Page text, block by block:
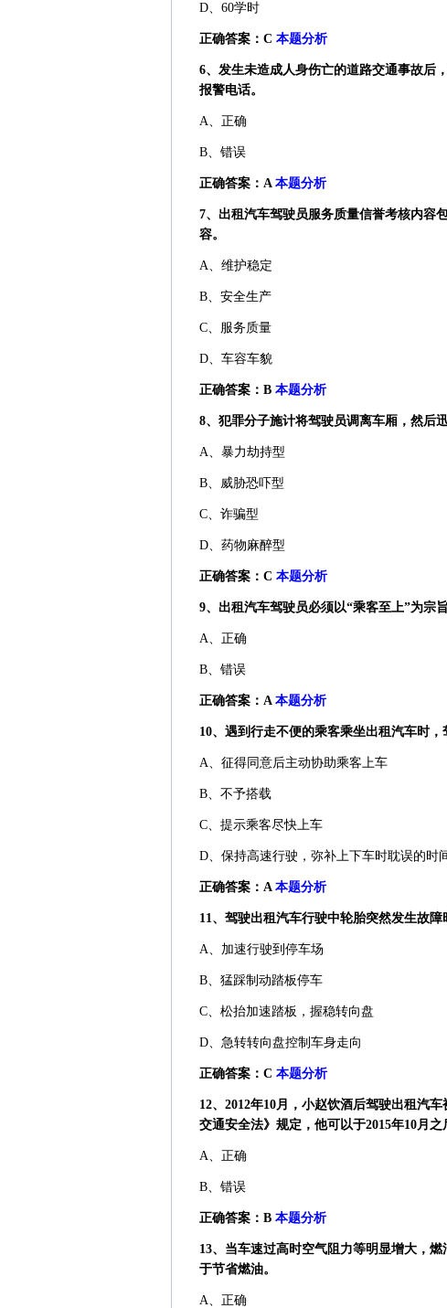
D、60学时
正确答案：C 本题分析
6、发生未造成人身伤亡的道路交通事故后
报警电话。
A、正确
B、错误
正确答案：A 本题分析
7、出租汽车驾驶员服务质量信誉考核内容
容。
A、维护稳定
B、安全生产
C、服务质量
D、车容车貌
正确答案：B 本题分析
8、犯罪分子施计将驾驶员调离车厢，然后
A、暴力劫持型
B、威胁恐吓型
C、诈骗型
D、药物麻醉型
正确答案：C 本题分析
9、出租汽车驾驶员必须以“乘客至上”为宗
A、正确
B、错误
正确答案：A 本题分析
10、遇到行走不便的乘客乘坐出租汽车时，
A、征得同意后主动协助乘客上车
B、不予搭载
C、提示乘客尽快上车
D、保持高速行驶，弥补上下车时耽误的时
正确答案：A 本题分析
11、驾驶出租汽车行驶中轮胎突然发生故障
A、加速行驶到停车场
B、猛踩制动踏板停车
C、松抬加速踏板，握稳转向盘
D、急转转向盘控制车身走向
正确答案：C 本题分析
12、2012年10月，小赵饮酒后驾驶出租汽
交通安全法》规定，他可以于2015年10月之
A、正确
B、错误
正确答案：B 本题分析
13、当车速过高时空气阻力等明显增大，
于节省燃油。
A、正确